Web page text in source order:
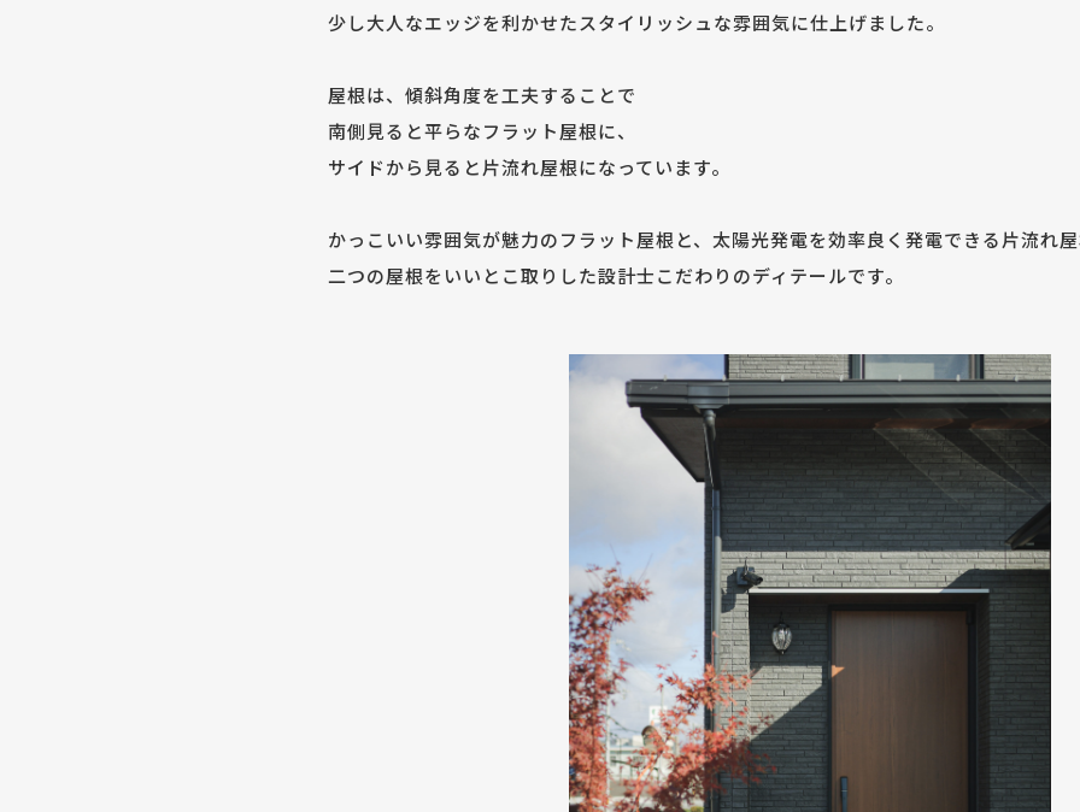
少し大人なエッジを利かせたスタイリッシュな雰囲気に仕上げました。
屋根は、傾斜角度を工夫することで
南側見ると平らなフラット屋根に、
サイドから見ると片流れ屋根になっています。
かっこいい雰囲気が魅力のフラット屋根と、太陽光発電を効率良く発電できる片流れ
二つの屋根をいいとこ取りした設計士こだわりのディテールです。